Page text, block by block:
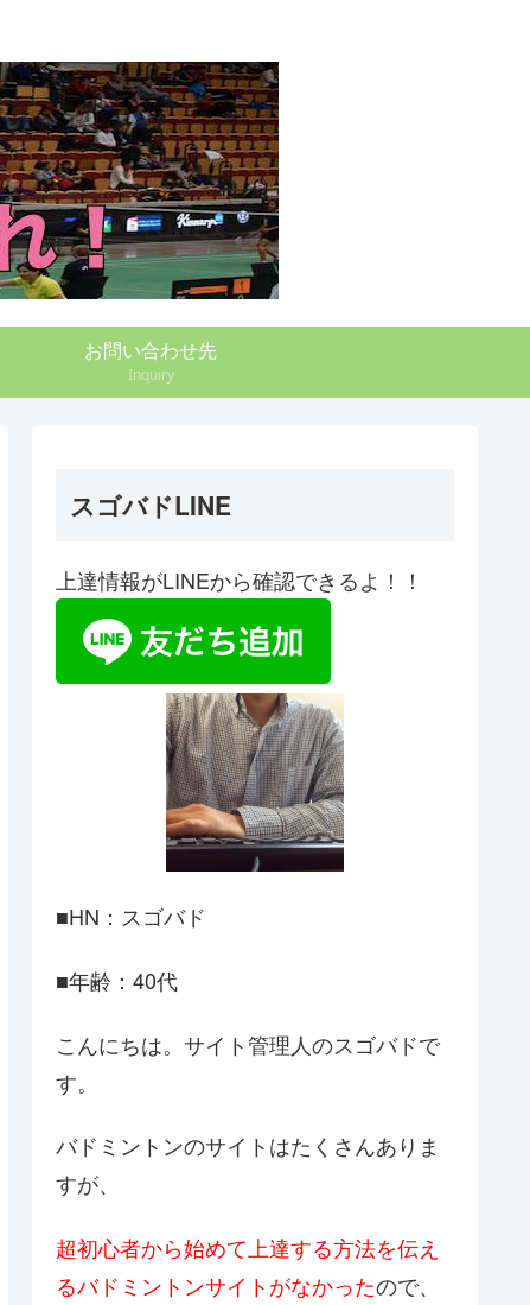
お問い合わせ先
Inquiry
スゴバドLINE
上達情報がLINEから確認できるよ！！
■HN：スゴバド
■年齢：40代
こんにちは。サイト管理人のスゴバドで
す。
バドミントンのサイトはたくさんありま
すが、
超初心者から始めて上達する方法を伝え
るバドミントンサイトがなかったので、